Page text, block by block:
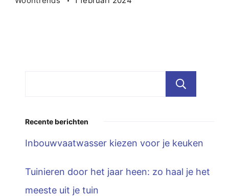
Recente berichten
Inbouwvaatwasser kiezen voor je keuken
Tuinieren door het jaar heen: zo haal je het
meeste uit je tuin